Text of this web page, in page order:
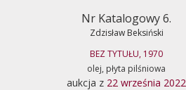
Nr Katalogowy 6.
Zdzisław Beksiński
BEZ TYTUŁU, 1970
olej, płyta pilśniowa
aukcja z 22 września 2022